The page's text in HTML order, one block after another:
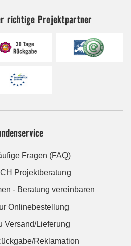
richtige Projektpartner
Fragen (FAQ)
Projektberatung
- Beratung vereinbaren
Onlinebestellung
Versand/Lieferung
Reklamation